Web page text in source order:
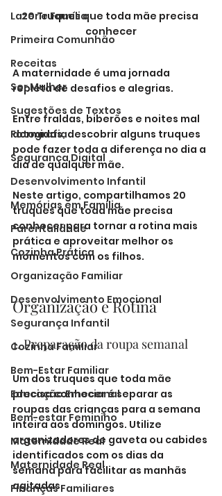
Lazer e Família
Primeira Comunhão
Receitas
Ser Mulher
Sugestões de Textos
Fotografia
Segurança Digital
Desenvolvimento Infantil
Memórias em Família
Parentalidade
Cozinha Prática
Organização Familiar
Desenvolvimento Emocional
Segurança Infantil
Cozinha Familiar
Bem-Estar Familiar
Educação Emocional
Bem-estar Feminino
Maternidade Real
Maternidade Real
Finanças Familiares
20 Truques que toda mãe precisa
conhecer
A maternidade é uma jornada
repleta de desafios e alegrias.
Entre fraldas, biberões e noites mal
dormidas, descobrir alguns truques
pode fazer toda a diferença no dia a
dia de qualquer mãe.
Neste artigo, compartilhamos 20
truques que toda mãe precisa
conhecer para tornar a rotina mais
prática e aproveitar melhor os
momentos com os filhos.
Organização e Rotina
1. Preparação da roupa semanal
Um dos truques que toda mãe
precisa conhecer é separar as
roupas das crianças para a semana
inteira aos domingos. Utilize
organizadores de gaveta ou cabides
identificados com os dias da
semana para facilitar as manhãs
agitadas.